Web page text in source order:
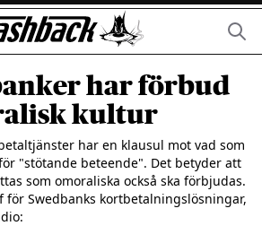
har förbud
kultur
har en klausul mot vad som
"stötande beteende". Det betyder att
som omoraliska också ska förbjudas.
för Swedbanks kortbetalningslösningar,